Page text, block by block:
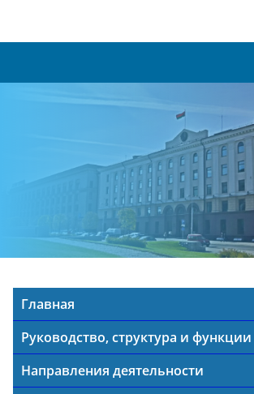
Главная
Руководство, структура и функции
Направления деятельности